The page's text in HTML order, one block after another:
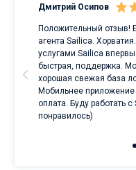
Дмитрий Осипов
Положительный отзыв!
агента Sailica.
услугами Sailica
быстрая, поддержка.
хорошая свежая база
Мобильнее
оплата. Буду работать
понравилось)